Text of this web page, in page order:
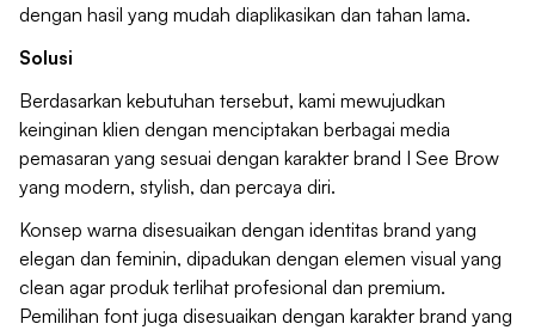
dengan hasil yang mudah diaplikasikan dan tahan lama.
Solusi
Berdasarkan kebutuhan tersebut, kami mewujudkan
keinginan klien dengan menciptakan berbagai media
pemasaran yang sesuai dengan karakter brand I See Brow
yang modern, stylish, dan percaya diri.
Konsep warna disesuaikan dengan identitas brand yang
elegan dan feminin, dipadukan dengan elemen visual yang
clean agar produk terlihat profesional dan premium.
Pemilihan font juga disesuaikan dengan karakter brand yang